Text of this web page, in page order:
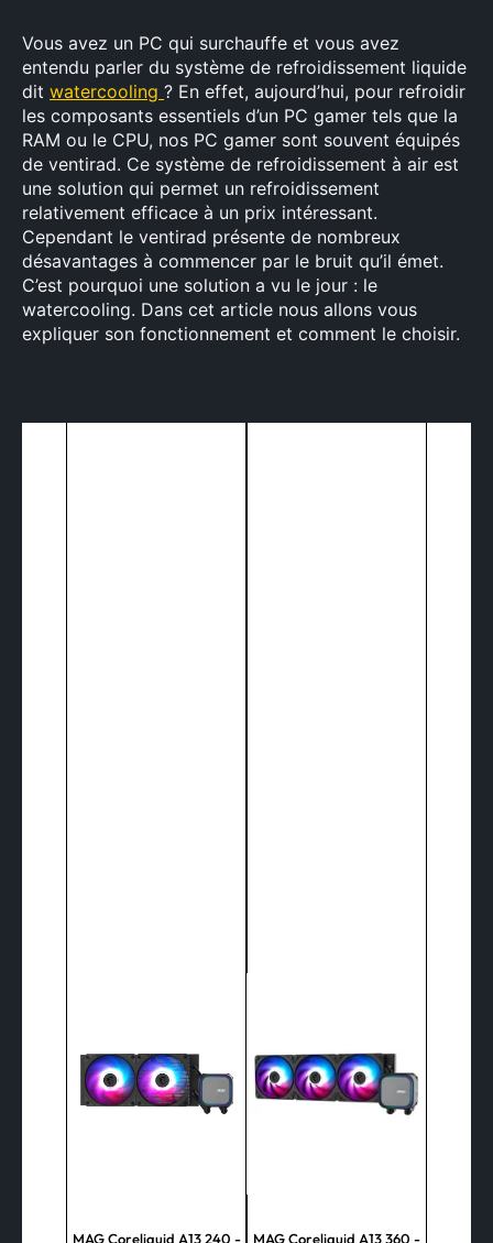
Vous avez un PC qui surchauffe et vous avez
entendu parler du système de refroidissement liquide
dit watercooling ? En effet, aujourd’hui, pour refroidir
les composants essentiels d’un PC gamer tels que la
RAM ou le CPU, nos PC gamer sont souvent équipés
de ventirad. Ce système de refroidissement à air est
une solution qui permet un refroidissement
relativement efficace à un prix intéressant.
Cependant le ventirad présente de nombreux
désavantages à commencer par le bruit qu’il émet.
C’est pourquoi une solution a vu le jour : le
watercooling. Dans cet article nous allons vous
expliquer son fonctionnement et comment le choisir.